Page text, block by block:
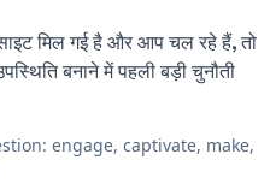
मिल गई है और आप चल रहे हैं, तो
बनाने में पहली बड़ी चुनौती
engage, captivate, make,